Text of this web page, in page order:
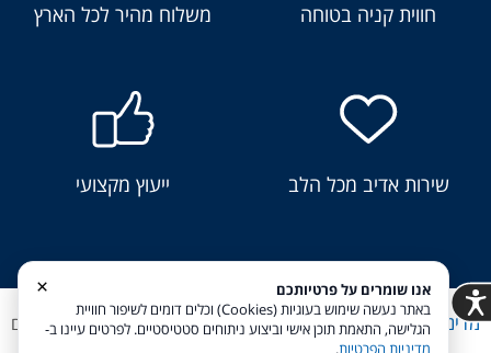
חווית קניה בטוחה
שירות אדיב מכל הלב
משלוח מהיר לכל הארץ
ייעוץ מקצועי
מדיניות פרטיות הצהרת נגישות Coi בניית אתרים
×
אנו שומרים על פרטיותכם
באתר נעשה שימוש בעוגיות (Cookies) וכלים דומים לשיפור חוויית
הגלישה, התאמת תוכן אישי וביצוע ניתוחים סטטיסטיים. לפרטים עיינו ב-
מדיניות הפרטיות.